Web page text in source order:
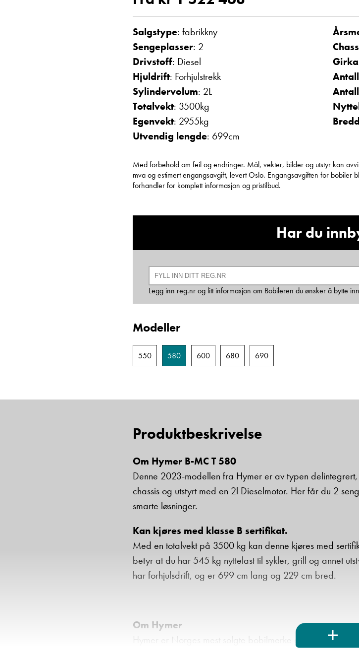
Bilmekaniker Daglig leder
Vis telefon
Ta
Lurer du på
Hva gjelder det?
Navn
Denne siden er beskyttet av
Personvernerklæring og Vilkår for bruk
Salgstype: fabrikkny
Sengeplasser: 2
Drivstoff: Diesel
Hjuldrift: Forhjulstrekk
Sylindervolum: 2L
Totalvekt: 3500kg
Egenvekt: 2955kg
Utvendig lengde: 699cm
Med forbehold om feil og endringer. Mål, vekter, bilder og utstyr kan
mva og estimert engangsavgift, levert Oslo. Engangsavgiften for bobiler
forhandler for komplett informasjon og pristilbud.
Har du
Legg inn reg.nr og litt informasjon om Bobileren du ønsker å bytte
Modeller
550 580 600 680 690
Produktbeskrivelse
Om Hymer B-MC T 580
Denne 2023-modellen fra Hymer er av typen
chassis og utstyrt med en 2l Dieselmotor. Her får du 2
smarte løsninger.
Kan kjøres med klasse B sertifikat.
Med en totalvekt på 3500 kg kan denne kjøres med
betyr at du har 545 kg nyttelast til sykler, grill og annet
har forhjulsdrift, og er 699 cm lang og 229 cm bred.
Om Hymer
Hymer er Norges mest solgte bobilmerke gjennom